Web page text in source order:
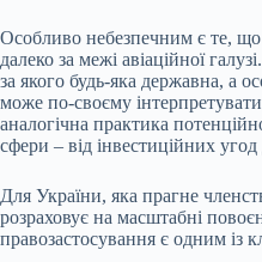
Особливо небезпечним є те,
далеко за межі авіаційної
за якого будь-яка державна, а
може по-своєму
аналогічна практика
сфери – від інвестиційних угод
Для України, яка прагне
розраховує на масштабні
правозастосування є одним із